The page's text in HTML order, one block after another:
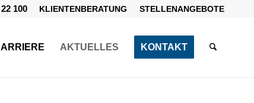
KLIENTENBERATUNG STELLENANGEBOTE
100
AKTUELLES KONTAKT